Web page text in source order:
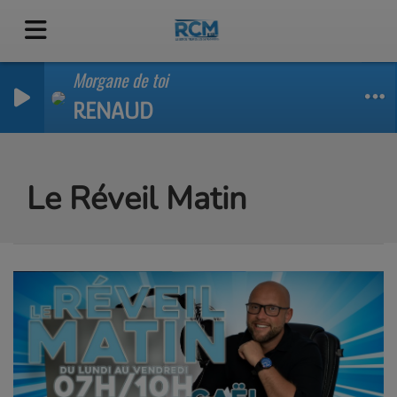
Morgane de toi
RENAUD
Le Réveil Matin